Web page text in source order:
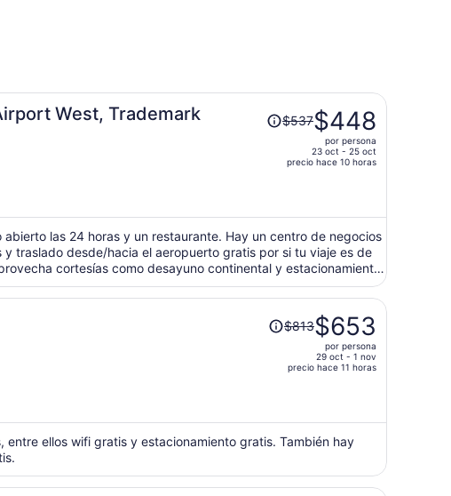
West, Trademark
El
precio
ahora
es
de
$448
por
$537$448
por persona
23 oct - 25 oct
precio hace 10 horas
las 24 horas y un restaurante. Hay un centro de negocios
traslado desde/hacia el aeropuerto gratis por si tu viaje es de
cortesías como desayuno continental y estacionamiento
El
precio
ahora
es
$653
$813$653
por persona
29 oct - 1 nov
precio hace 11 horas
ellos wifi gratis y estacionamiento gratis. También hay